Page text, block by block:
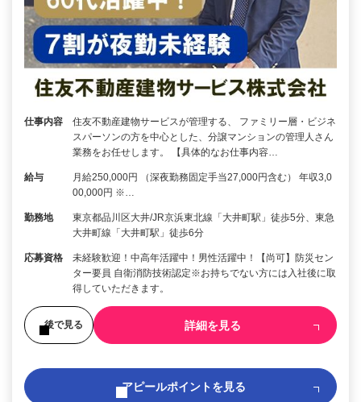
仕事内容
住友不動産建物サービスが管理する、 ファミリー層・ビジネ
スパーソンの方を中心とした、分譲マンションの管理人さん
業務をお任せします。 【具体的なお仕事内容…
給与
月給250,000円 （深夜勤務固定手当27,000円含む） 年収3,0
00,000円 ※…
勤務地
東京都品川区大井/JR京浜東北線「大井町駅」徒歩5分、東急
大井町線「大井町駅」徒歩6分
応募資格
未経験歓迎！中高年活躍中！男性活躍中！【尚可】防災セン
ター要員 自衛消防技術認定※お持ちでない方には入社後に取
得していただきます。
後で見る 詳細を見る
アピールポイントを見る